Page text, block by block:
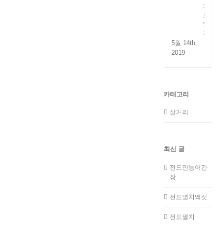
전
도
멸
치
5월 14th,
2019
카테고리
살거리
최신 글
전도만능어간
장
전도멸치액젓
전도멸치